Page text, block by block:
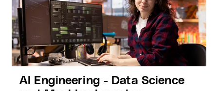
AI Engineering - Data Science